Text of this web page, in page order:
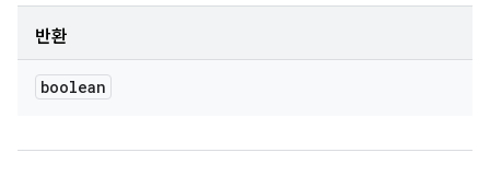
반환
boolean